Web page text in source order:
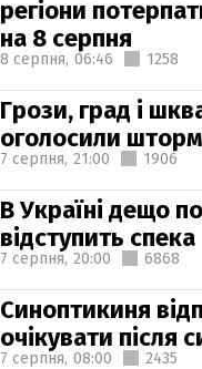
регіони
на 8 серпня
8 серпня, 06:46 1258
Грози, град і
оголосили
7 серпня, 21:00 1906
В Україні дещо
відступить спека
7 серпня, 20:00 6868
Синоптикиня
очікувати після
7 серпня, 08:00 2435